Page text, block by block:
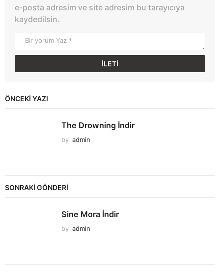
e-posta adresim ve site adresim bu tarayıcıya
kaydedilsin.
ÖNCEKI YAZI
The Drowning İndir
by admin
SONRAKİ GÖNDERİ
Sine Mora İndir
by admin